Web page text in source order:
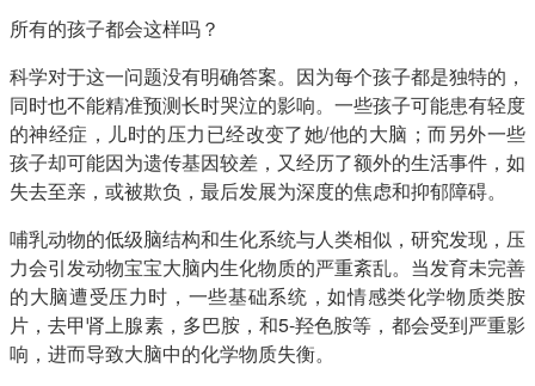
所有的孩子都会这样吗？
科学对于这一问题没有明确答案。因为每个孩子都是独特的，
同时也不能精准预测长时哭泣的影响。一些孩子可能患有轻度
的神经症，儿时的压力已经改变了她/他的大脑；而另外一些
孩子却可能因为遗传基因较差，又经历了额外的生活事件，如
失去至亲，或被欺负，最后发展为深度的焦虑和抑郁障碍。
哺乳动物的低级脑结构和生化系统与人类相似，研究发现，压
力会引发动物宝宝大脑内生化物质的严重紊乱。当发育未完善
的大脑遭受压力时，一些基础系统，如情感类化学物质类胺
片，去甲肾上腺素，多巴胺，和5-羟色胺等，都会受到严重影
响，进而导致大脑中的化学物质失衡。